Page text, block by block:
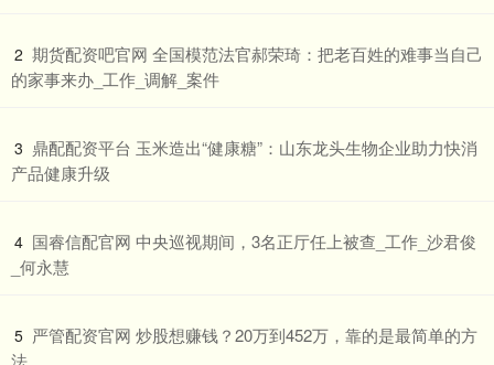
2 ​期货配资吧官网 全国模范法官郝荣琦：把老百姓的难事当自己
的家事来办_工作_调解_案件
3 ​鼎配配资平台 玉米造出“健康糖”：山东龙头生物企业助力快消
产品健康升级
4 ​国睿信配官网 中央巡视期间，3名正厅任上被查_工作_沙君俊
_何永慧
5 ​严管配资官网 炒股想赚钱？20万到452万，靠的是最简单的方
法